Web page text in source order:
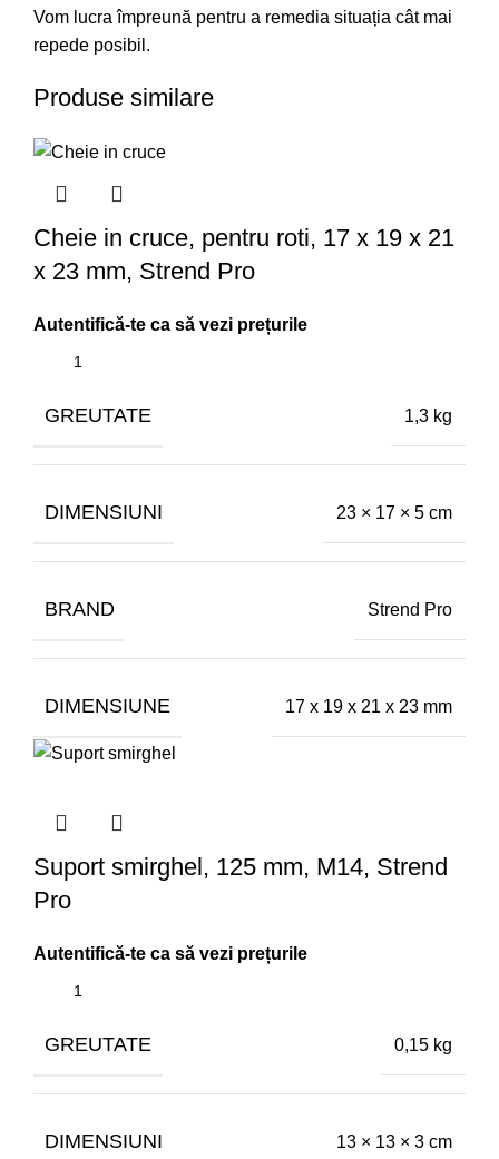
Vom lucra împreună pentru a remedia situația cât mai
repede posibil.
Produse similare
Cheie in cruce, pentru roti, 17 x 19 x 21
x 23 mm, Strend Pro
GREUTATE 1,3 kg
DIMENSIUNI 23 × 17 × 5 cm
BRAND Strend Pro
DIMENSIUNE 17 x 19 x 21 x 23 mm
Suport smirghel, 125 mm, M14, Strend
Pro
GREUTATE 0,15 kg
DIMENSIUNI 13 × 13 × 3 cm